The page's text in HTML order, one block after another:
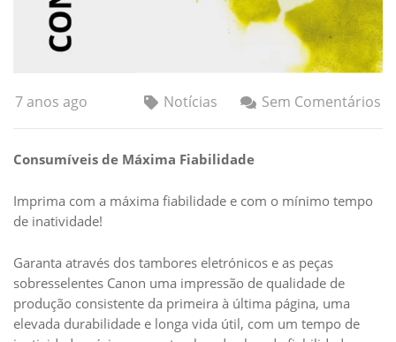
7 anos ago Notícias Sem Comentários
Consumíveis de Máxima Fiabilidade
Imprima com a máxima fiabilidade e com o mínimo tempo
de inatividade!
Garanta através dos tambores eletrónicos e as peças
sobresselentes Canon uma impressão de qualidade de
produção consistente da primeira à última página, uma
elevada durabilidade e longa vida útil, com um tempo de